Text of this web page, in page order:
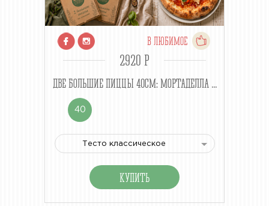
В ЛЮБИМОЕ
2920 P
ДВЕ БОЛЬШИЕ ПИЦЦЫ 40СМ: МОРТАДЕЛЛА ...
40
Тесто классическое